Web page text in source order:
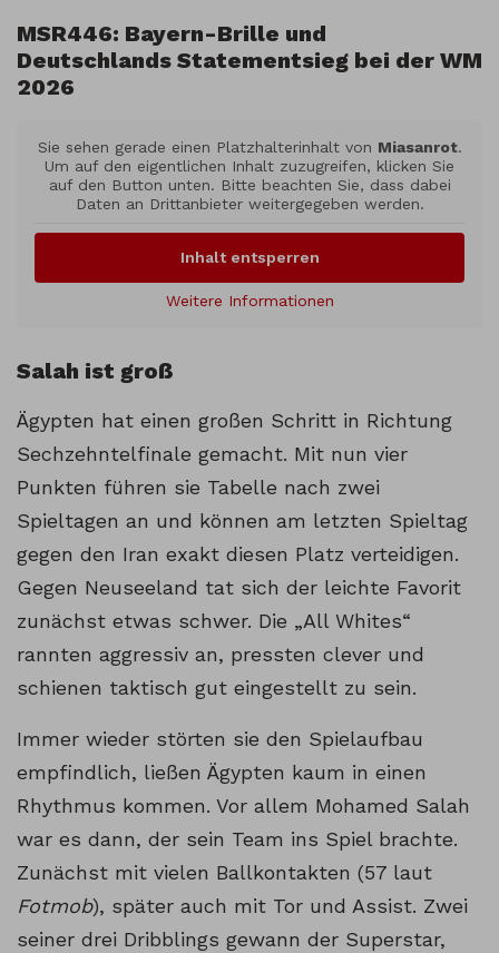
MSR446: Bayern-Brille und
Deutschlands Statementsieg bei der WM
2026
Sie sehen gerade einen Platzhalterinhalt von Miasanrot.
Um auf den eigentlichen Inhalt zuzugreifen, klicken Sie
auf den Button unten. Bitte beachten Sie, dass dabei
Daten an Drittanbieter weitergegeben werden.
Inhalt entsperren
Weitere Informationen
Salah ist groß
Ägypten hat einen großen Schritt in Richtung
Sechzehntelfinale gemacht. Mit nun vier
Punkten führen sie Tabelle nach zwei
Spieltagen an und können am letzten Spieltag
gegen den Iran exakt diesen Platz verteidigen.
Gegen Neuseeland tat sich der leichte Favorit
zunächst etwas schwer. Die „All Whites“
rannten aggressiv an, pressten clever und
schienen taktisch gut eingestellt zu sein.
Immer wieder störten sie den Spielaufbau
empfindlich, ließen Ägypten kaum in einen
Rhythmus kommen. Vor allem Mohamed Salah
war es dann, der sein Team ins Spiel brachte.
Zunächst mit vielen Ballkontakten (57 laut
Fotmob), später auch mit Tor und Assist. Zwei
seiner drei Dribblings gewann der Superstar,